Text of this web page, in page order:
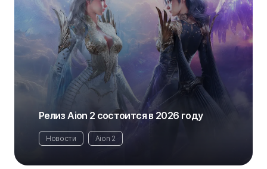
Релиз Aion 2 состоится в 2026 году
Новости Aion 2